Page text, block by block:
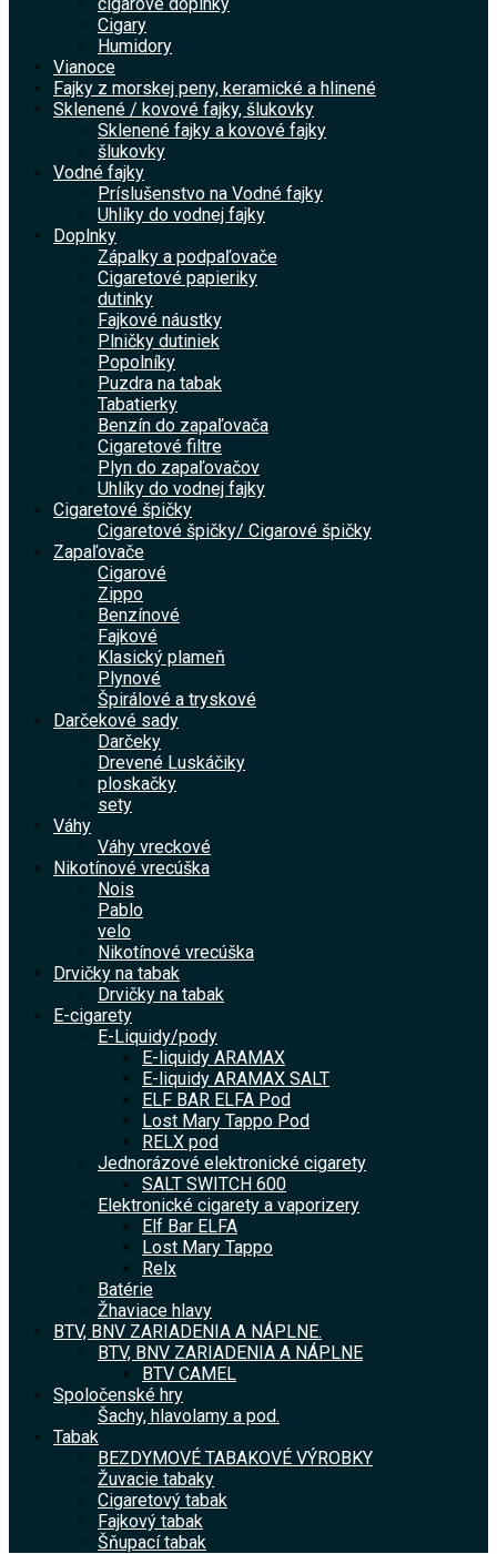
Cigary
Humidory
Vianoce
Fajky z morskej peny, keramické a hlinené
Sklenené / kovové fajky, šlukovky
Sklenené fajky a kovové fajky
šlukovky
Vodné fajky
Príslušenstvo na Vodné fajky
Uhlíky do vodnej fajky
Doplnky
Zápalky a podpaľovače
Cigaretové papieriky
dutinky
Fajkové náustky
Plničky dutiniek
Popolníky
Puzdra na tabak
Tabatierky
Benzín do zapaľovača
Cigaretové filtre
Plyn do zapaľovačov
Uhlíky do vodnej fajky
Cigaretové špičky
Cigaretové špičky/ Cigarové špičky
Zapaľovače
Cigarové
Zippo
Benzínové
Fajkové
Klasický plameň
Plynové
Špirálové a tryskové
Darčekové sady
Darčeky
Drevené Luskáčiky
ploskačky
sety
Váhy
Váhy vreckové
Nikotínové vrecúška
Nois
Pablo
velo
Nikotínové vrecúška
Drvičky na tabak
Drvičky na tabak
E-cigarety
E-Liquidy/pody
E-liquidy ARAMAX
E-liquidy ARAMAX SALT
ELF BAR ELFA Pod
Lost Mary Tappo Pod
RELX pod
Jednorázové elektronické cigarety
SALT SWITCH 600
Elektronické cigarety a vaporizery
Elf Bar ELFA
Lost Mary Tappo
Relx
Batérie
Žhaviace hlavy
BTV, BNV ZARIADENIA A NÁPLNE.
BTV, BNV ZARIADENIA A NÁPLNE
BTV CAMEL
Spoločenské hry
Šachy, hlavolamy a pod.
Tabak
BEZDYMOVÉ TABAKOVÉ VÝROBKY
Žuvacie tabaky
Cigaretový tabak
Fajkový tabak
Šňupací tabak